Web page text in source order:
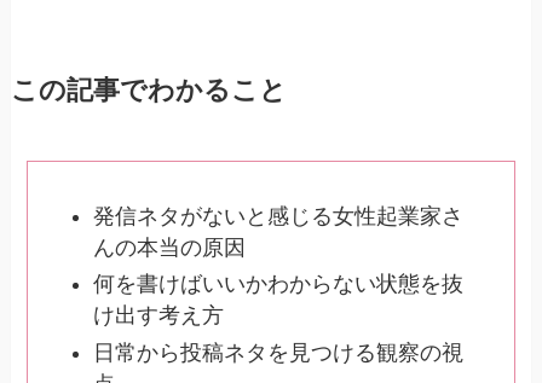
この記事でわかること
発信ネタがないと感じる女性起業家さ
んの本当の原因
何を書けばいいかわからない状態を抜
け出す考え方
日常から投稿ネタを見つける観察の視